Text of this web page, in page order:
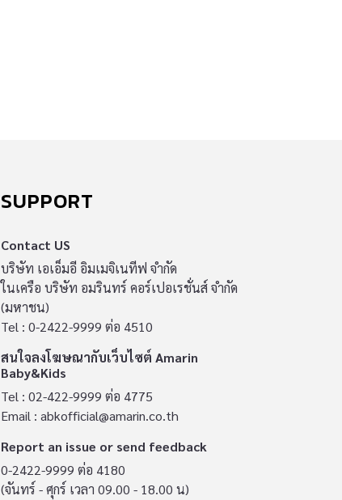
SUPPORT
Contact US
บริษัท เอเอ็มอี อิมเมจิเนทีฟ จำกัด
ในเครือ บริษัท อมรินทร์ คอร์เปอเรชั่นส์ จำกัด
(มหาชน)
Tel : 0-2422-9999 ต่อ 4510
สนใจลงโฆษณากับเว็บไซต์ Amarin
Baby&Kids
Tel : 02-422-9999 ต่อ 4775
Email : abkofficial@amarin.co.th
Report an issue or send feedback
0-2422-9999 ต่อ 4180
(จันทร์ - ศุกร์ เวลา 09.00 - 18.00 น)